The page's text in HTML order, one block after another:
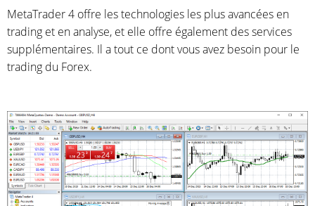
MetaTrader 4 offre les technologies les plus avancées en
trading et en analyse, et elle offre également des services
supplémentaires. Il a tout ce dont vous avez besoin pour le
trading du Forex.